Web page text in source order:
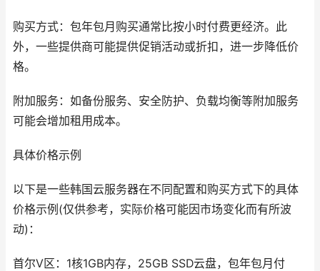
购买方式：包年包月购买通常比按小时付费更经济。此
外，一些提供商可能提供促销活动或折扣，进一步降低价
格。
附加服务：如备份服务、安全防护、负载均衡等附加服务
可能会增加租用成本。
具体价格示例
以下是一些韩国云服务器在不同配置和购买方式下的具体
价格示例(仅供参考，实际价格可能因市场变化而有所波
动)：
首尔V区：1核1GB内存，25GB SSD云盘，包年包月付